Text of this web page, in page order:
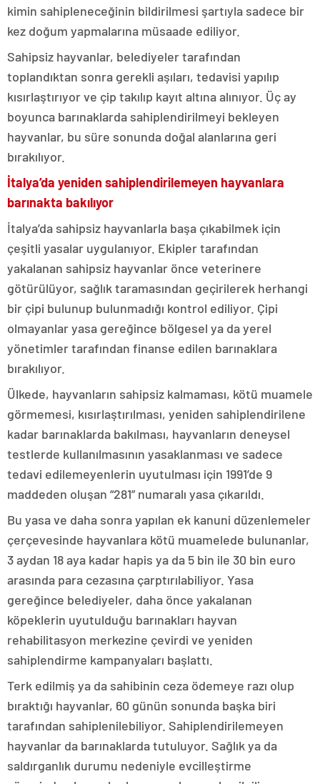
kimin sahipleneceğinin bildirilmesi şartıyla sadece bir
kez doğum yapmalarına müsaade ediliyor.
Sahipsiz hayvanlar, belediyeler tarafından
toplandıktan sonra gerekli aşıları, tedavisi yapılıp
kısırlaştırıyor ve çip takılıp kayıt altına alınıyor. Üç ay
boyunca barınaklarda sahiplendirilmeyi bekleyen
hayvanlar, bu süre sonunda doğal alanlarına geri
bırakılıyor.
İtalya’da yeniden sahiplendirilemeyen hayvanlara
barınakta bakılıyor
İtalya’da sahipsiz hayvanlarla başa çıkabilmek için
çeşitli yasalar uygulanıyor. Ekipler tarafından
yakalanan sahipsiz hayvanlar önce veterinere
götürülüyor, sağlık taramasından geçirilerek herhangi
bir çipi bulunup bulunmadığı kontrol ediliyor. Çipi
olmayanlar yasa gereğince bölgesel ya da yerel
yönetimler tarafından finanse edilen barınaklara
bırakılıyor.
Ülkede, hayvanların sahipsiz kalmaması, kötü muamele
görmemesi, kısırlaştırılması, yeniden sahiplendirilene
kadar barınaklarda bakılması, hayvanların deneysel
testlerde kullanılmasının yasaklanması ve sadece
tedavi edilemeyenlerin uyutulması için 1991’de 9
maddeden oluşan “281” numaralı yasa çıkarıldı.
Bu yasa ve daha sonra yapılan ek kanuni düzenlemeler
çerçevesinde hayvanlara kötü muamelede bulunanlar,
3 aydan 18 aya kadar hapis ya da 5 bin ile 30 bin euro
arasında para cezasına çarptırılabiliyor. Yasa
gereğince belediyeler, daha önce yakalanan
köpeklerin uyutulduğu barınakları hayvan
rehabilitasyon merkezine çevirdi ve yeniden
sahiplendirme kampanyaları başlattı.
Terk edilmiş ya da sahibinin ceza ödemeye razı olup
bıraktığı hayvanlar, 60 günün sonunda başka biri
tarafından sahiplenilebiliyor. Sahiplendirilemeyen
hayvanlar da barınaklarda tutuluyor. Sağlık ya da
saldırganlık durumu nedeniyle evcilleştirme